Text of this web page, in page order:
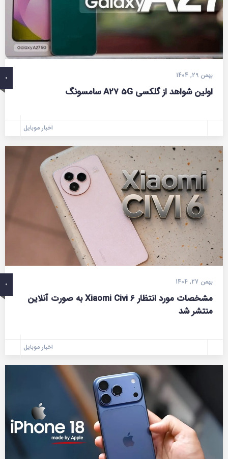
0 بهمن 29, 1404
اولین شواهد از گلکسی A27 5G سامسونگ
اخبار موبایل
0 بهمن 27, 1404
مشخصات مورد انتظار Xiaomi Civi 6 به صورت آنلاین
منتشر شد
اخبار موبایل